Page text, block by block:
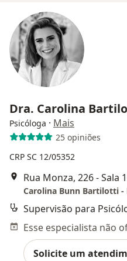
Dra. Carolina
Psicóloga · Mais
25 opiniões
CRP SC 12/05352
Rua Monza, 226 - Sala
Carolina Bunn Bartilotti -
Supervisão para
Solicite um